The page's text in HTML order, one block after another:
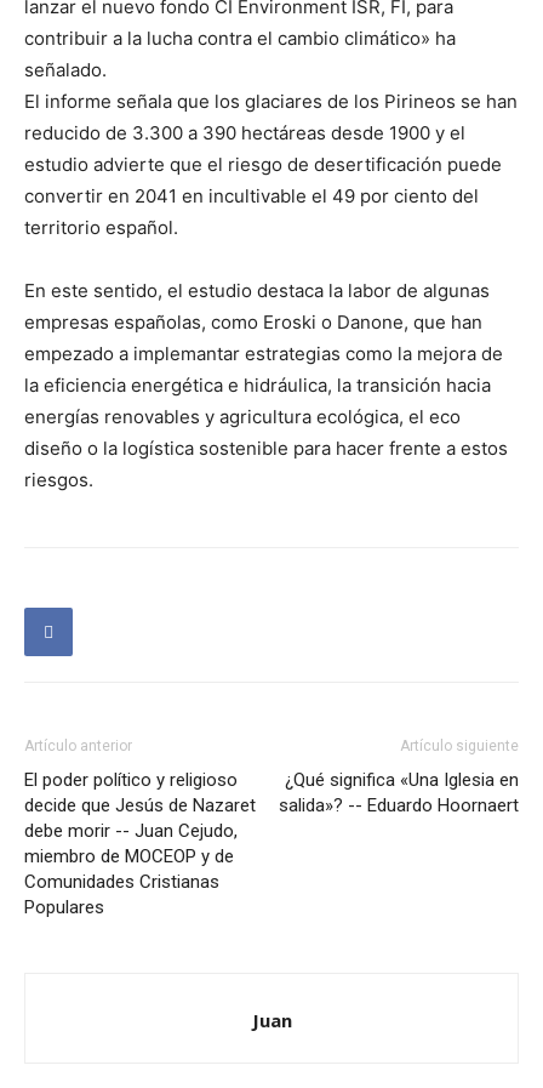
lanzar el nuevo fondo CI Environment ISR, FI, para
contribuir a la lucha contra el cambio climático» ha
señalado.
El informe señala que los glaciares de los Pirineos se han
reducido de 3.300 a 390 hectáreas desde 1900 y el
estudio advierte que el riesgo de desertificación puede
convertir en 2041 en incultivable el 49 por ciento del
territorio español.
En este sentido, el estudio destaca la labor de algunas
empresas españolas, como Eroski o Danone, que han
empezado a implemantar estrategias como la mejora de
la eficiencia energética e hidráulica, la transición hacia
energías renovables y agricultura ecológica, el eco
diseño o la logística sostenible para hacer frente a estos
riesgos.
Artículo anterior
El poder político y religioso
decide que Jesús de Nazaret
debe morir -- Juan Cejudo,
miembro de MOCEOP y de
Comunidades Cristianas
Populares
Artículo siguiente
¿Qué significa «Una Iglesia en
salida»? -- Eduardo Hoornaert
Juan